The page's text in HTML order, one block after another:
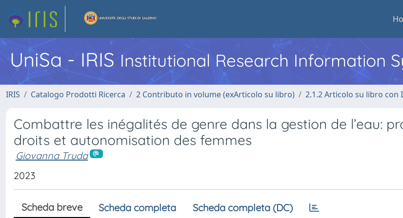
UniSa - IRIS Institutional Research Information
IRIS Catalogo Prodotti Ricerca 2 Contributo in volume (exArticolo su libro) 2.1.2 Articolo su libro con
Combattre les inégalités de genre dans la gestion de l’eau:
droits et autonomisation des femmes
Giovanna Truda
2023
Scheda breve Scheda completa Scheda completa (DC)